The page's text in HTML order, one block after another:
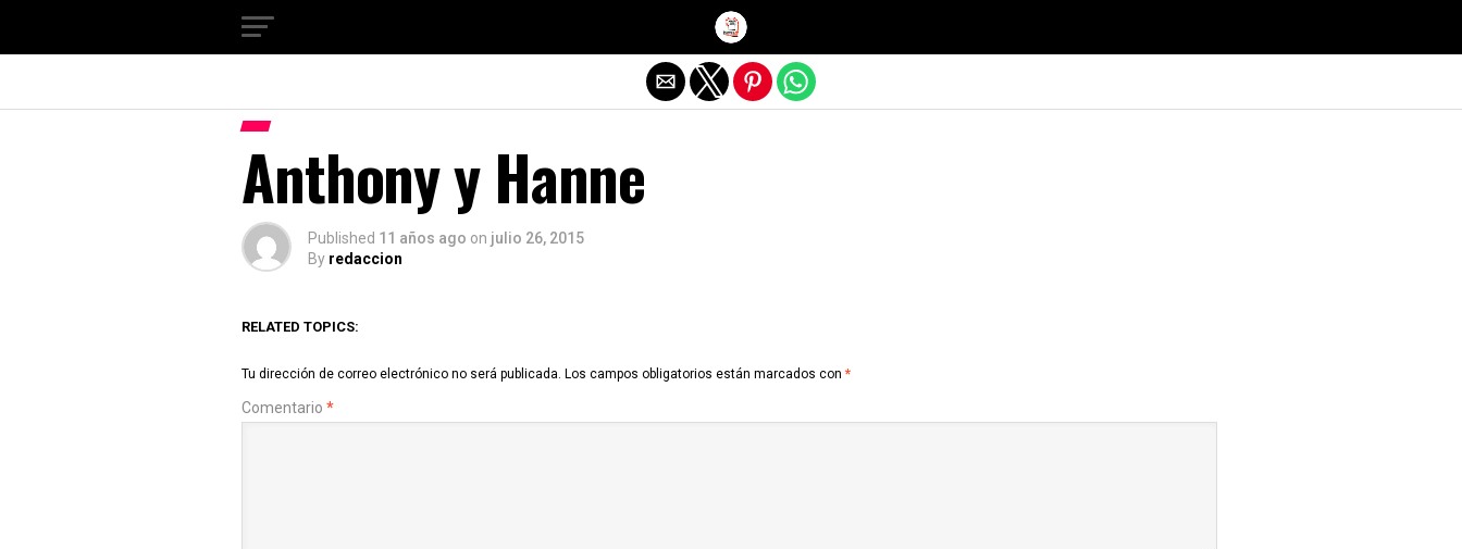
Anthony y Hanne
Published 11 años ago on julio 26, 2015
By redaccion
RELATED TOPICS:
Tu dirección de correo electrónico no será publicada. Los campos obligatorios están marcados con *
Comentario *
Salir de la versión móvil